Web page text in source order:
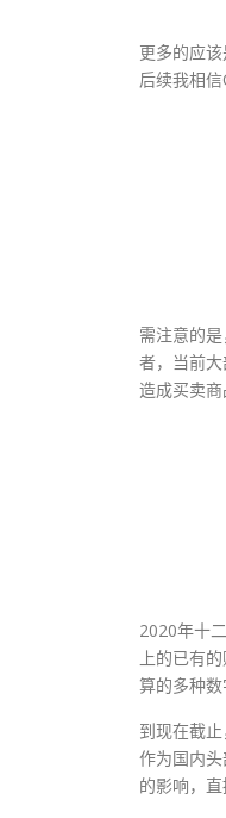
更多的应
后续我相
需注意的
者，当前
造成买卖
2020年十
上的已有
算的多种数
到现在截
作为国内
的影响，